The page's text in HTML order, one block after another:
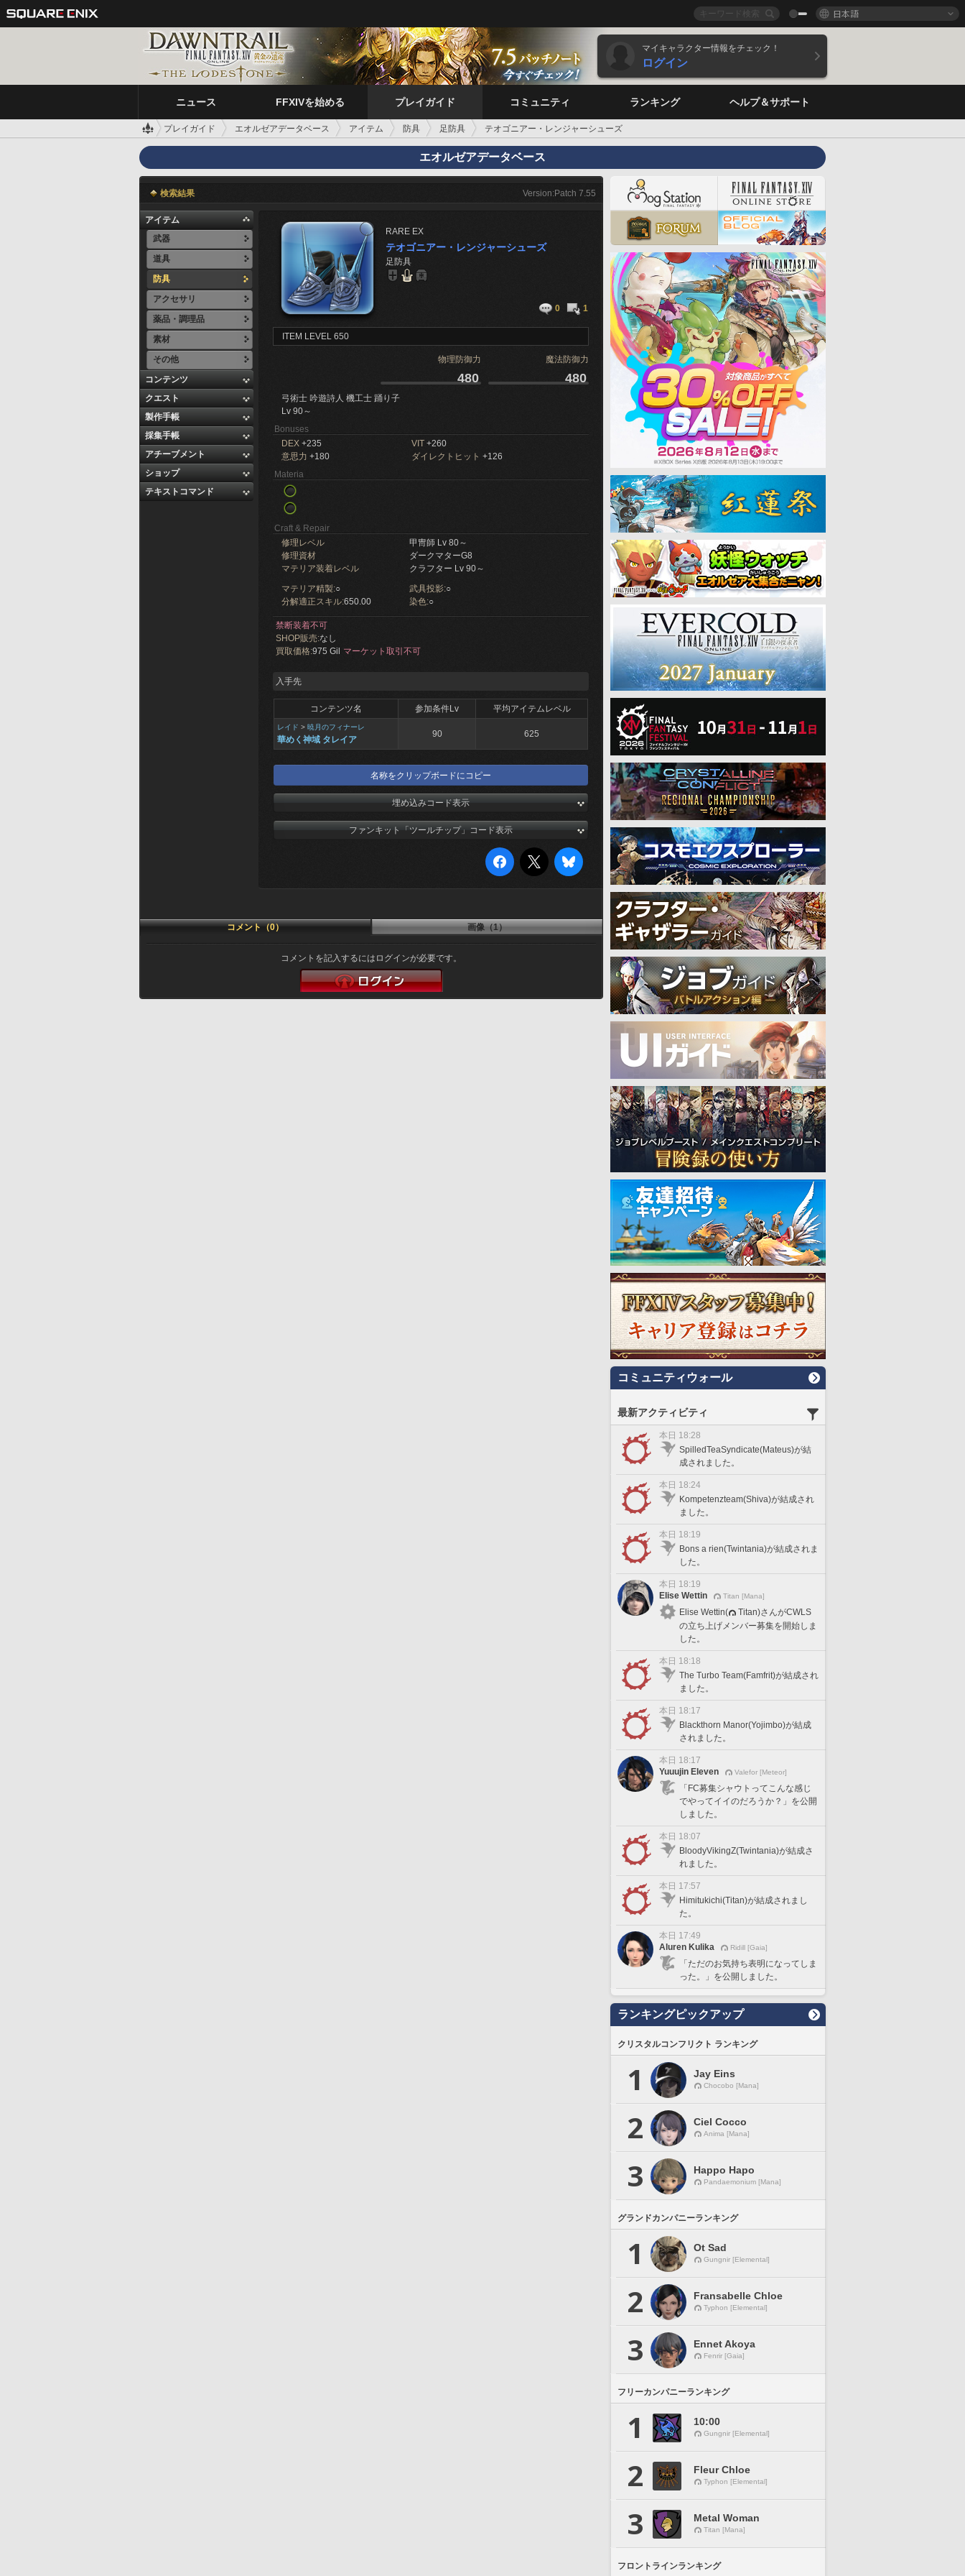
日本語
マイキャラクター情報をチェック！
ログイン
ニュース FFXIVを始める プレイガイド コミュニティ ランキング ヘルプ＆サポート
プレイガイド エオルゼアデータベース アイテム 防具 足防具 テオゴニアー・レンジャーシューズ
エオルゼアデータベース
検索結果 Version:Patch 7.55
アイテム
武器
道具
防具
アクセサリ
薬品・調理品
素材
その他
コンテンツ
クエスト
製作手帳
採集手帳
アチーブメント
ショップ
テキストコマンド
RARE EX
テオゴニアー・レンジャーシューズ
足防具
0 1
ITEM LEVEL 650
物理防御力 魔法防御力
480 480
弓術士 吟遊詩人 機工士 踊り子
Lv 90～
Bonuses
DEX +235 VIT +260
意思力 +180 ダイレクトヒット +126
Materia
Craft & Repair
修理レベル
甲冑師 Lv 80～
修理資材
ダークマターG8
マテリア装着レベル
クラフター Lv 90～
マテリア精製:○ 武具投影:○
分解適正スキル:650.00 染色:○
禁断装着不可
SHOP販売:なし
買取価格:975 Gil マーケット取引不可
入手先
コンテンツ名 参加条件Lv 平均アイテムレベル
レイド > 暁月のフィナーレ
華めく神域 タレイア
90 625
名称をクリップボードにコピー
埋め込みコード表示
ファンキット「ツールチップ」コード表示
コメント（0） 画像（1）
コメントを記入するにはログインが必要です。
コミュニティウォール
最新アクティビティ
本日 18:28
SpilledTeaSyndicate(Mateus)が結
成されました。
本日 18:24
Kompetenzteam(Shiva)が結成され
ました。
本日 18:19
Bons a rien(Twintania)が結成されま
した。
本日 18:19
Elise Wettin
Titan [Mana]
Elise Wettin(
Titan)さんがCWLS
の立ち上げメンバー募集を開始しま
した。
本日 18:18
The Turbo Team(Famfrit)が結成され
ました。
本日 18:17
Blackthorn Manor(Yojimbo)が結成
されました。
本日 18:17
Yuuujin Eleven
Valefor [Meteor]
「FC募集シャウトってこんな感じ
でやってイイのだろうか？」を公開
しました。
本日 18:07
BloodyVikingZ(Twintania)が結成さ
れました。
本日 17:57
Himitukichi(Titan)が結成されまし
た。
本日 17:49
Aluren Kulika
Ridill [Gaia]
「ただのお気持ち表明になってしま
った。」を公開しました。
ランキングピックアップ
クリスタルコンフリクト ランキング
1 Jay Eins
Chocobo [Mana]
2 Ciel Cocco
Anima [Mana]
3 Happo Hapo
Pandaemonium [Mana]
グランドカンパニーランキング
1 Ot Sad
Gungnir [Elemental]
2 Fransabelle Chloe
Typhon [Elemental]
3 Ennet Akoya
Fenrir [Gaia]
フリーカンパニーランキング
1 10:00
Gungnir [Elemental]
2 Fleur Chloe
Typhon [Elemental]
3 Metal Woman
Titan [Mana]
フロントラインランキング